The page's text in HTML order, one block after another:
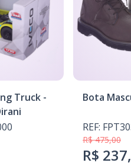
Truck -
Bota
REF:
R$ 475,00
R$